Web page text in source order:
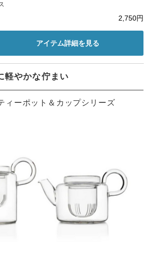
2,750円
アイテム詳細を見る
軽やかな佇まい
ィーポット＆カップシリーズ